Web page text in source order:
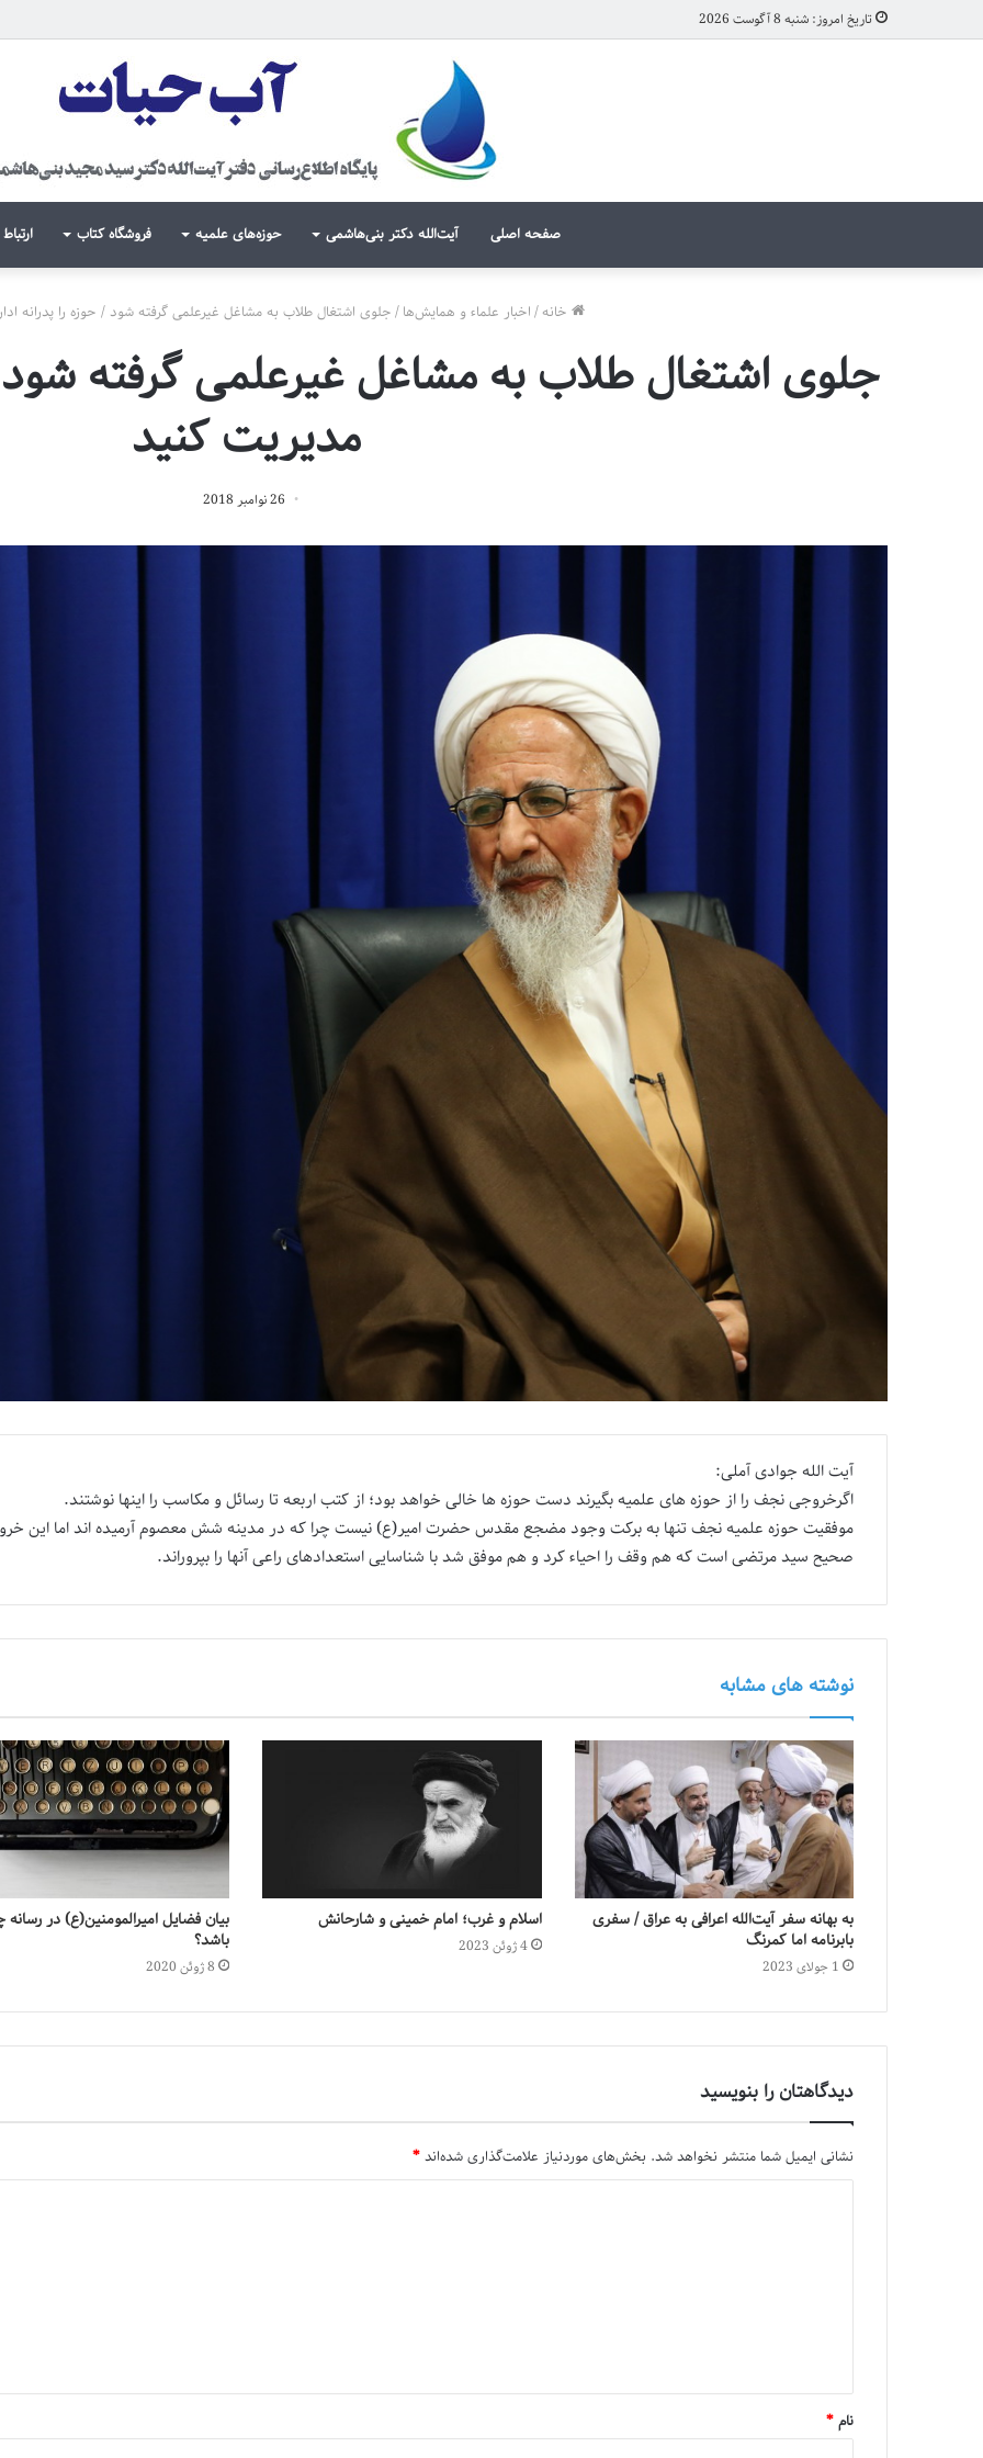
تاریخ امروز: شنبه 8 آگوست 2026
صفحه اصلی آیت‌الله دکتر بنی‌هاشمی حوزه‌های علمیه فروشگاه کتاب
خانه/اخبار علماء و همایش‌ها/جلوی اشتغال طلاب به مشاغل غیرعلمی گرفته شود / حوزه را پدرانه
جلوی اشتغال طلاب به مشاغل غیرعلمی گرفته شود /
مدیریت کنید
26 نوامبر 2018
آیت الله جوادی آملی:
اگرخروجی نجف را از حوزه های علمیه بگیرند دست حوزه ها خالی خواهد بود؛ از کتب اربعه تا رسائل و مکاسب را اینها نوشتند.
موفقیت حوزه علمیه نجف تنها به برکت وجود مضجع مقدس حضرت امیر(ع) نیست چرا که در مدینه شش معصوم آرمیده اند اما این
صحیح سید مرتضی است که هم وقف را احیاء کرد و هم موفق شد با شناسایی استعدادهای راعی آنها را بپروراند.
نوشته های مشابه
به بهانه سفر آیت‌الله اعرافی به عراق / سفری
بابرنامه اما کمرنگ
1 جولای 2023
اسلام و غرب؛ امام خمینی و شارحانش
4 ژوئن 2023
بیان فضایل امیرالمومنین(ع) در رسانه
باشد؟
8 ژوئن 2020
دیدگاهتان را بنویسید
نشانی ایمیل شما منتشر نخواهد شد. بخش‌های موردنیاز علامت‌گذاری شده‌اند*
نام*